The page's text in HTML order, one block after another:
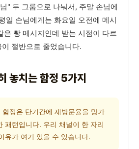
" 두 그룹으로 나눠서, 주말 손님에
일 손님에게는 화요일 오전에 메시
은 빵 메시지인데 받는 시점이 다르
절반으로 줄었습니다.
놓치는 함정 5가지
함정은 단기간에 재방문율을 망가
패턴입니다. 우리 채널이 한 자리
유가 여기 있을 수 있습니다.